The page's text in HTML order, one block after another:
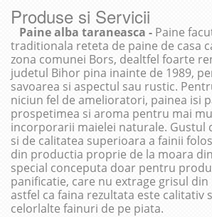
Produse si Servicii
Paine alba taraneasca - Paine
traditionala reteta de paine de casa
zona comunei Bors, dealtfel foarte
judetul Bihor pina inainte de 1989,
savoarea si aspectul sau rustic.
niciun fel de amelioratori, painea isi
prospetimea si aroma pentru mai
incorporarii maielei naturale. Gustul
si de calitatea superioara a fainii
din productia proprie de la moara
special conceputa doar pentru
panificatie, care nu extrage grisul
astfel ca faina rezultata este calitativ
celorlalte fainuri de pe piata.